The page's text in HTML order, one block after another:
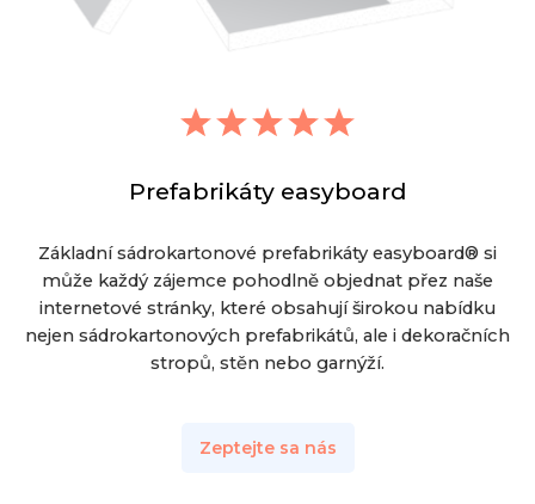
Prefabrikáty easyboard
Základní sádrokartonové prefabrikáty easyboard® si
může každý zájemce pohodlně objednat přez naše
internetové stránky, které obsahují širokou nabídku
nejen sádrokartonových prefabrikátů, ale i dekoračních
stropů, stěn nebo garnýží.
Zeptejte sa nás